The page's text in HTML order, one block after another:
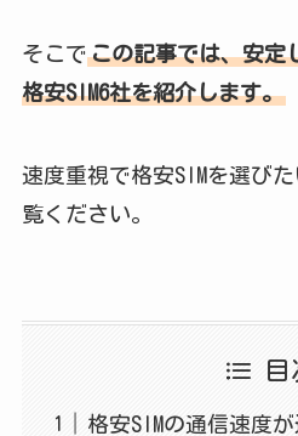
そこでこの記事では、安定
格安SIM6社を紹介します。
速度重視で格安SIMを選び
覧ください。
目
格安SIMの通信速度